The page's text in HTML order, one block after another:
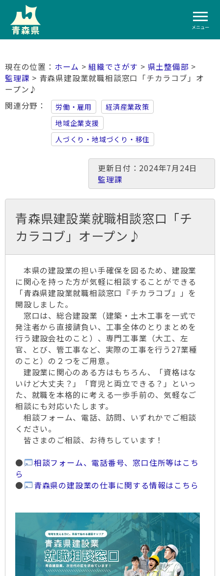
メニュー
ホーム >組織でさがす > 県土整備部 >
監理課 > 青森県建設業就職相談窓口「チカラコブ」オ
ープン♪
関連分野
労働・雇用
経済産業政策
地域企業支援
人づくり・地域づくり・移住
更新日付：2024年7月24日
監理課
青森県建設業就職相談窓口「チ
カラコブ」オープン♪
本県の建設業の担い手確保を図るため、建設業
に関心を持った方が気軽に相談することができる
「青森県建設業就職相談窓口『チカラコブ』」を
開設しました。
窓口は、総合建設業（建築・土木工事を一式で
発注者から直接請負い、工事全体のとりまとめを
行う建設会社のこと）、専門工事業（大工、左
官、とび、管工事など、実際の工事を行う27業種
のこと）の２つをご用意。
建設業に関心のある方はもちろん、「資格はな
いけど大丈夫？」「育児と両立できる？」といっ
た、就職を本格的に考える一歩手前の、気軽なご
相談にも対応いたします。
相談フォーム、電話、訪問、いずれかでご相談
ください。
皆さまのご相談、お待ちしています！
●
相談フォーム、電話番号、窓口住所等はこち
ら
●
青森県の建設業の仕事に関する情報はこちら